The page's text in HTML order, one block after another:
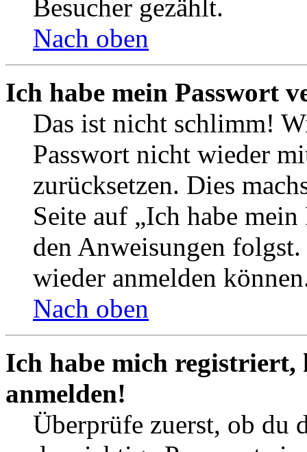
Besucher gezählt.
Nach oben
Ich habe mein Passwort
Das ist nicht schlimm!
Passwort nicht wieder
zurücksetzen. Dies
Seite auf „Ich habe
den Anweisungen
wieder anmelden
Nach oben
Ich habe mich
anmelden!
Überprüfe zuerst, ob du